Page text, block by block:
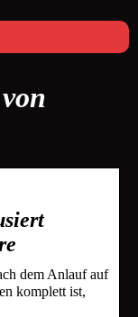
dem Anlauf auf
komplett ist,